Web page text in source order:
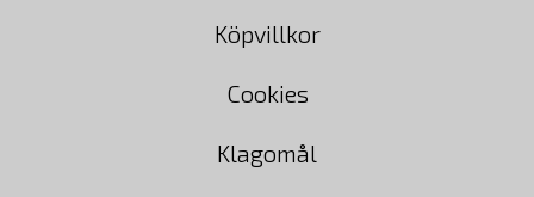
Köpvillkor
Cookies
Klagomål